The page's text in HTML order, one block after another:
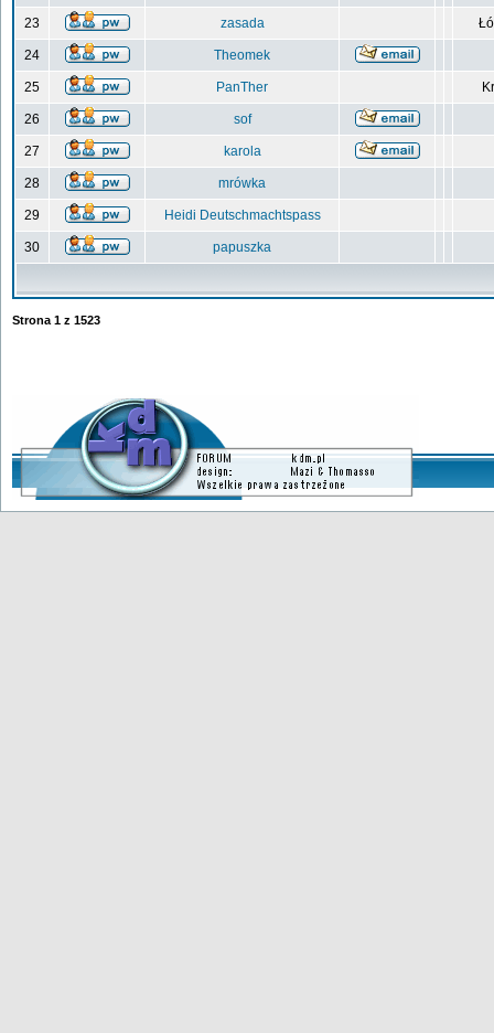
23 zasada
24 Theomek
25 PanTher
26 sof
27 karola
28 mrówka
29 Heidi Deutschmachtspass
30 papuszka
Strona 1 z 1523